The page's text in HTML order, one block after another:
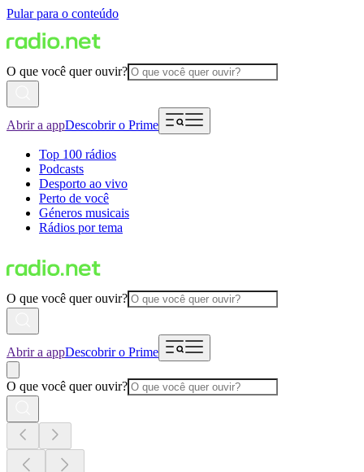
Pular para o conteúdo
O que você quer ouvir?
Abrir a appDescobrir o Prime
Top 100 rádios
Podcasts
Desporto ao vivo
Perto de você
Géneros musicais
Rádios por tema
O que você quer ouvir?
Abrir a appDescobrir o Prime
O que você quer ouvir?